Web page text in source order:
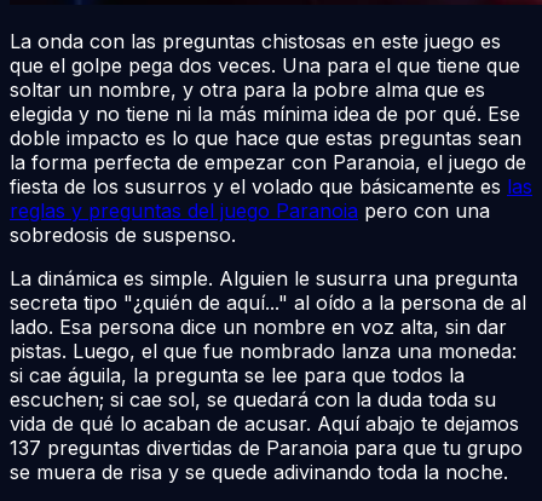
La onda con las preguntas chistosas en este juego es
que el golpe pega dos veces. Una para el que tiene que
soltar un nombre, y otra para la pobre alma que es
elegida y no tiene ni la más mínima idea de por qué. Ese
doble impacto es lo que hace que estas preguntas sean
la forma perfecta de empezar con Paranoia, el juego de
fiesta de los susurros y el volado que básicamente es las
reglas y preguntas del juego Paranoia pero con una
sobredosis de suspenso.
La dinámica es simple. Alguien le susurra una pregunta
secreta tipo "¿quién de aquí..." al oído a la persona de al
lado. Esa persona dice un nombre en voz alta, sin dar
pistas. Luego, el que fue nombrado lanza una moneda:
si cae águila, la pregunta se lee para que todos la
escuchen; si cae sol, se quedará con la duda toda su
vida de qué lo acaban de acusar. Aquí abajo te dejamos
137 preguntas divertidas de Paranoia para que tu grupo
se muera de risa y se quede adivinando toda la noche.